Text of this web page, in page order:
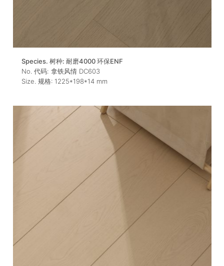
Species. 树种: 耐磨4000 环保ENF
No. 代码: 拿铁风情 DC603
Size. 规格: 1225*198*14mm